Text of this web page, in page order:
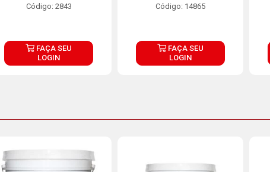
Código: 2843
FAÇA SEU
LOGIN
Código: 14865
FAÇA SEU
LOGIN